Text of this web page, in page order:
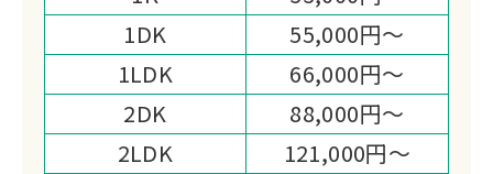
整理後の不動産仲介まで一貫サポートで
きる点が選ばれる理由です。
1DK
55,000円～
1LDK
66,000円～
2DK
88,000円～
2LDK
121,000円～